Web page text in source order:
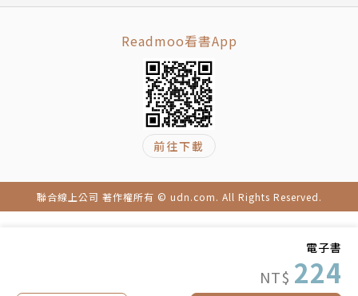
電子書
NT$ 224
Readmoo看書App
前往下載
聯合線上公司 著作權所有 © udn.com. All Rights Reserved.